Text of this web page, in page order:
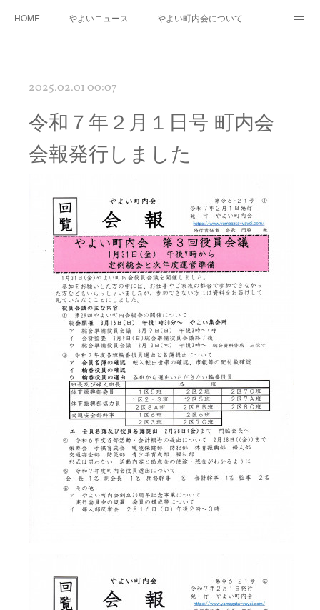
HOME やよいニュース やよい町内会について
桃の花さく やよい再生プロジェクトやよいの「花桃」と南三陸町の「椿」の物語
やよいギャラリー リンク
2025.02.01 00:07
令和７年２月１日号 町内会
会報発行しました